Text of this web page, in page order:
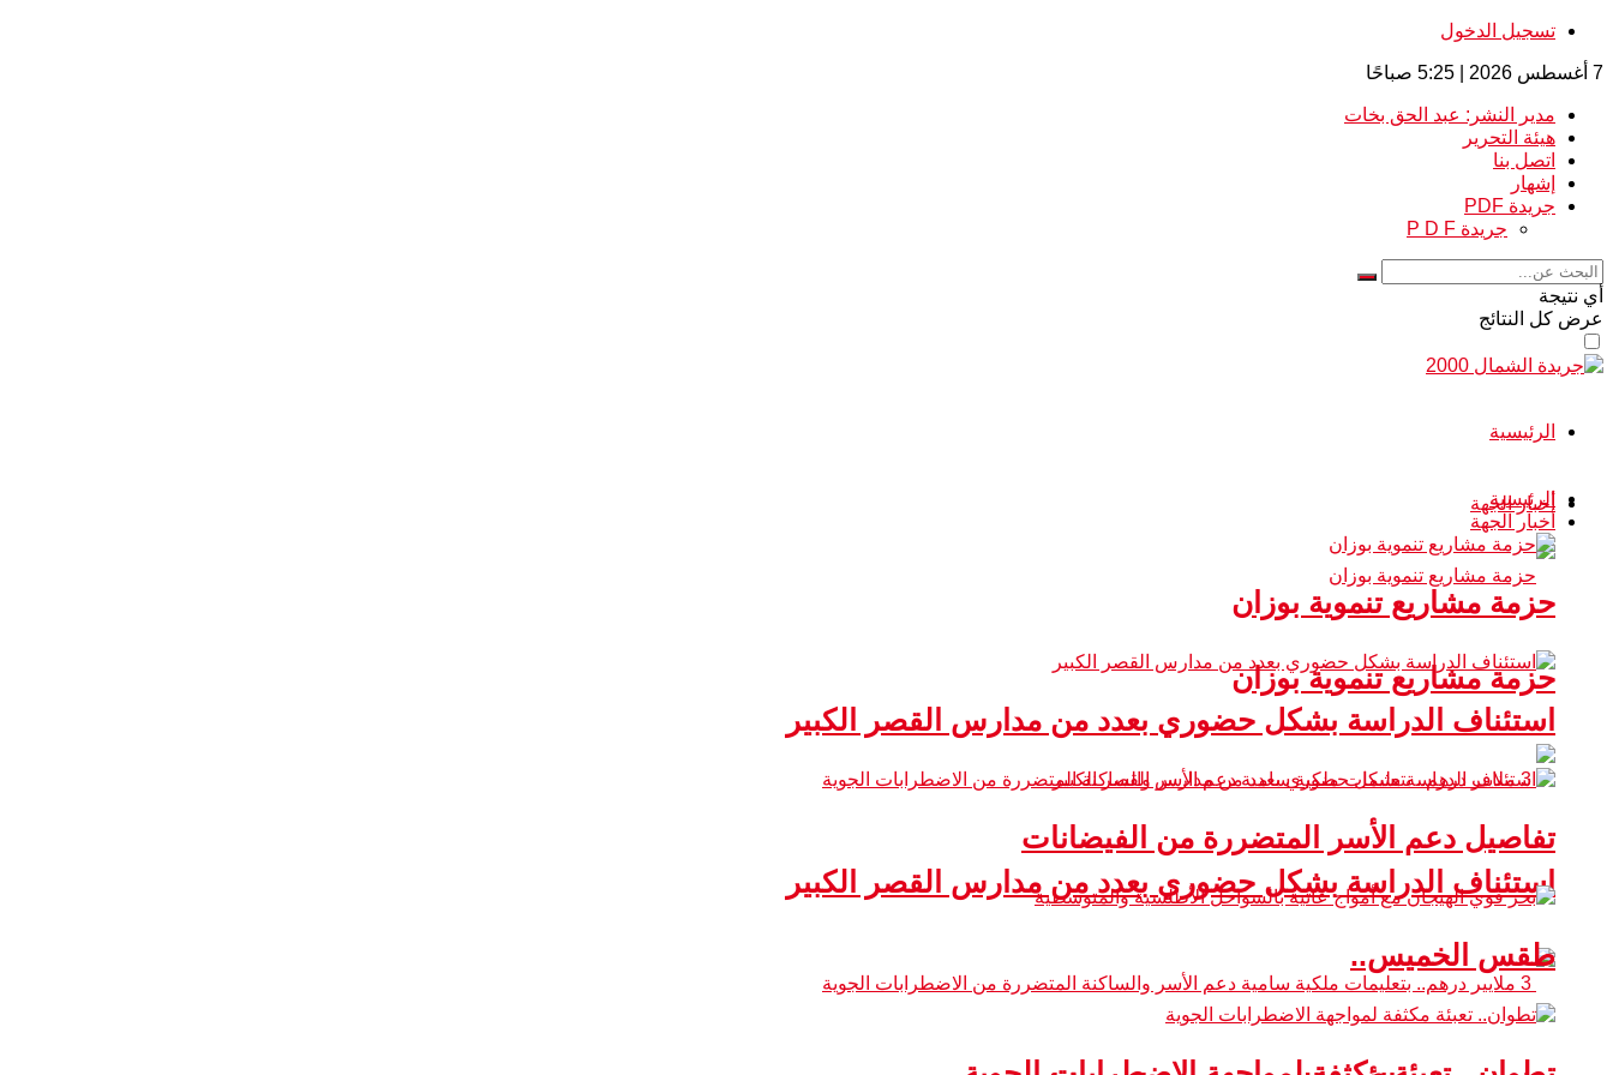
تسجيل الدخول
7 أغسطس 2026 | 5:25 صباحًا
مدير النشر: عبد الحق بخات
هيئة التحرير
اتصل بنا
إشهار
جريدة PDF
جريدة P D F
أي نتيجة
عرض كل النتائج
الرئيسية
أخبار الجهة
حزمة مشاريع تنموية بوزان
استئناف الدراسة بشكل حضوري بعدد من مدارس القصر الكبير
الرئيسية
أخبار الجهة
حزمة مشاريع تنموية بوزان
استئناف الدراسة بشكل حضوري بعدد من مدارس القصر الكبير
تفاصيل دعم الأسر المتضررة من الفيضانات
طقس الخميس..